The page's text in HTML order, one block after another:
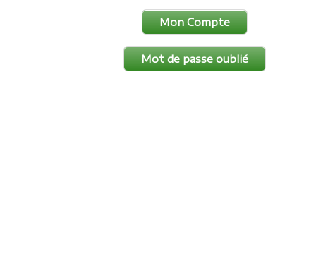
Mon Compte
Mot de passe oublié